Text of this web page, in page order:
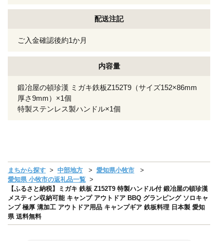
配送注記
ご入金確認後約1か月
内容量
鍛冶屋の頓珍漢 ミガキ鉄板Z152T9（サイズ152×86mm
厚さ9mm）×1個
特製ステンレス製ハンドル×1個
まちから探す 中部地方
愛知県小牧市
愛知県 小牧市の返礼品一覧
【ふるさと納税】ミガキ 鉄板 Z152T9 特製ハンドル付 鍛冶屋の頓珍漢
メスティン収納可能 キャンプ アウトドア BBQ グランピング ソロキャ
ンプ 極厚 溝加工 アウトドア用品 キャンプギア 鉄板料理 日本製 愛知
県 送料無料